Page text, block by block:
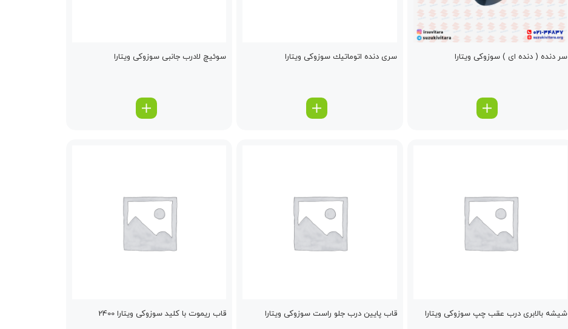
سر دنده ( دنده ای ) سوزوکی ویتارا سری دنده اتوماتیك سوزوکی ویتارا سوئیچ لادرب جانبی سوزوکی ویتارا
شیشه بالابری درب عقب چپ سوزوکی ویتارا قاب پایین درب جلو راست سوزوکی ویتارا قاب ریموت با كلید سوزوکی ویتارا 2400